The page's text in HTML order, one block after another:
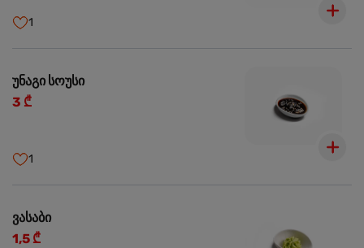
1
უნაგი სოუსი
3 ₾
1
ვასაბი
1,5 ₾